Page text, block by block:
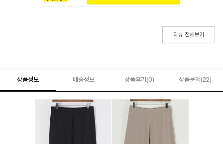
리뷰 전체보기
상품정보 배송정보 상품후기(0) 상품문의 (22)